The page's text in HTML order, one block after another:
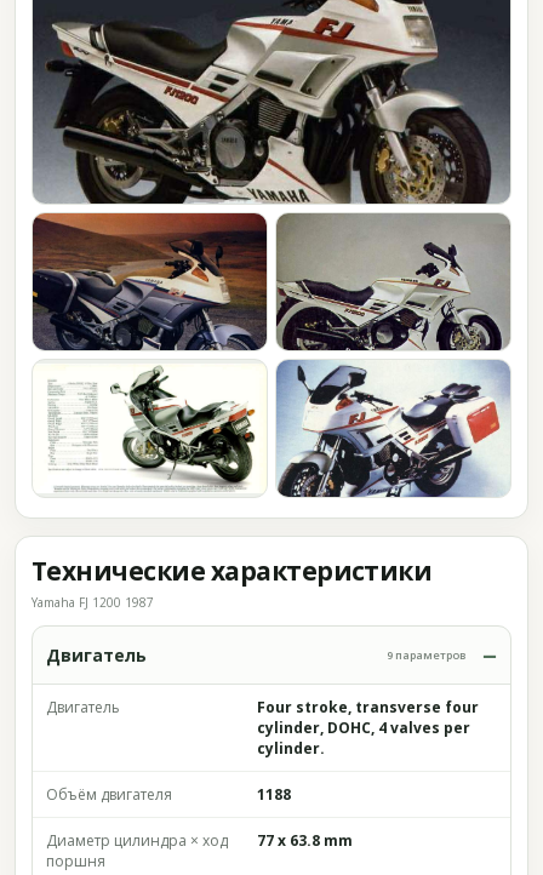
Технические характеристики
Yamaha FJ 1200 1987
Двигатель 9 параметров
Двигатель
Four stroke, transverse four
cylinder, DOHC, 4 valves per
cylinder.
Объём двигателя 1188
Диаметр цилиндра × ход
поршня
77 x 63.8 mm